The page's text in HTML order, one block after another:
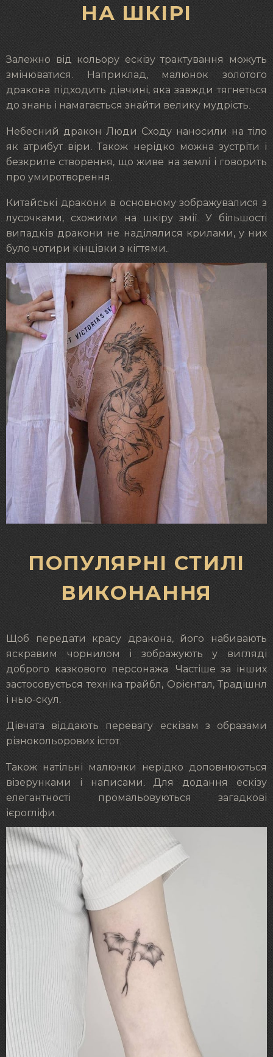
НА ШКІРІ
Залежно від кольору ескізу трактування можуть
змінюватися. Наприклад, малюнок золотого
дракона підходить дівчині, яка завжди тягнеться
до знань і намагається знайти велику мудрість.
Небесний дракон Люди Сходу наносили на тіло
як атрибут віри. Також нерідко можна зустріти і
безкриле створення, що живе на землі і говорить
про умиротворення.
Китайські дракони в основному зображувалися з
лусочками, схожими на шкіру змії. У більшості
випадків дракони не наділялися крилами, у них
було чотири кінцівки з кігтями.
ПОПУЛЯРНІ СТИЛІ
ВИКОНАННЯ
Щоб передати красу дракона, його набивають
яскравим чорнилом і зображують у вигляді
доброго казкового персонажа. Частіше за інших
застосовується техніка трайбл, Орієнтал, Традішнл
і нью-скул.
Дівчата віддають перевагу ескізам з образами
різнокольорових істот.
Також натільні малюнки нерідко доповнюються
візерунками і написами. Для додання ескізу
елегантності промальовуються загадкові
ієрогліфи.